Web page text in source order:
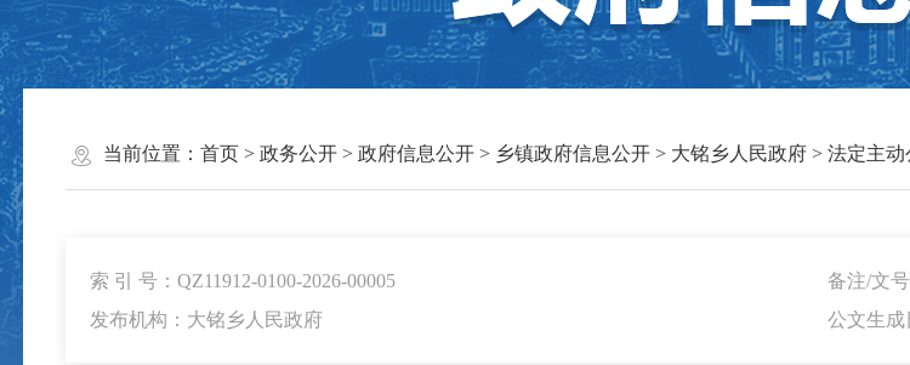
当前位置： 首页> 政务公开> 政府信息公开> 乡镇政府信息公开> 大铭乡人民政府> 法定主动
索 引 号：QZ11912-0100-2026-00005
备注/文
发布机构：大铭乡人民政府
公文生成